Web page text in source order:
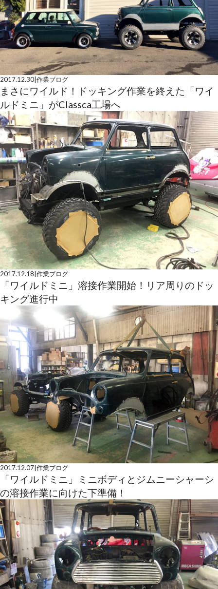
2017.12.30 作業ブログ
まさにワイルド！ドッキング作業を終えた「ワイ
ルドミニ」がClassca工場へ
2017.12.18|作業ブログ
「ワイルドミニ」溶接作業開始！リア周りのドッ
キング進行中
2017.12.07 作業ブログ
「ワイルドミニ」ミニボディとジムニーシャーシ
の溶接作業に向けた下準備！